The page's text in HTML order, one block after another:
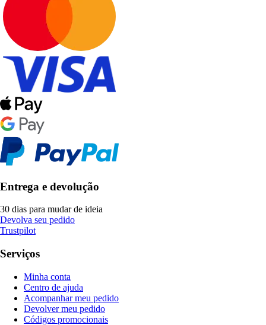
Entrega e devolução
30 dias para mudar de ideia
Devolva seu pedido
Trustpilot
Serviços
Minha conta
Centro de ajuda
Acompanhar meu pedido
Devolver meu pedido
Códigos promocionais